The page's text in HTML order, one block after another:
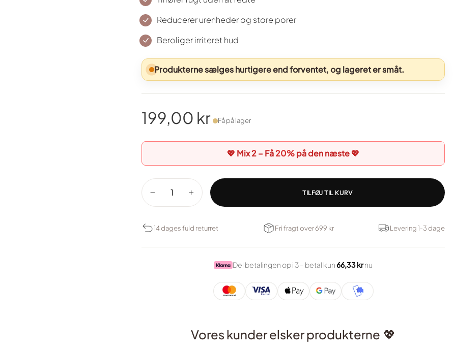
Reducerer urenheder og store porer
Beroliger irriteret hud
Produkterne sælges hurtigere end forventet, og lageret er småt.
pris
199,00 kr Få på lager
💖 Mix 2 – Få20%på den næste 💖
+
TILFØJ TIL KURV
14 dages fuld returret Fri fragt over 699 kr Levering 1-3 dage
Del betalingen op i 3 – betal kun66,33 krnu
Vores kunder elsker produkterne 💖